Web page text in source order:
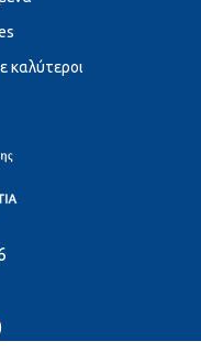
καλύτεροι